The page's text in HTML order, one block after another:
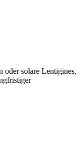
oder solare Lentigines,